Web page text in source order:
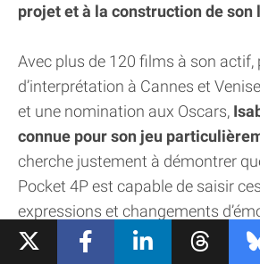
projet et à la construction de son
Avec plus de 120 films à son actif,
d’interprétation à Cannes et
et une nomination aux Oscars,
connue pour son jeu
cherche justement à démontrer
Pocket 4P est capable de saisir
expressions et changements
format miniature.